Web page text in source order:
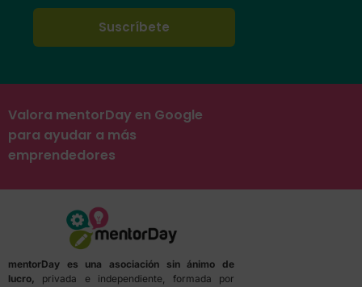
Valora mentorDay en Google
para ayudar a más
emprendedores
mentorDay es una asociación sin ánimo de
lucro, privada e independiente, formada por